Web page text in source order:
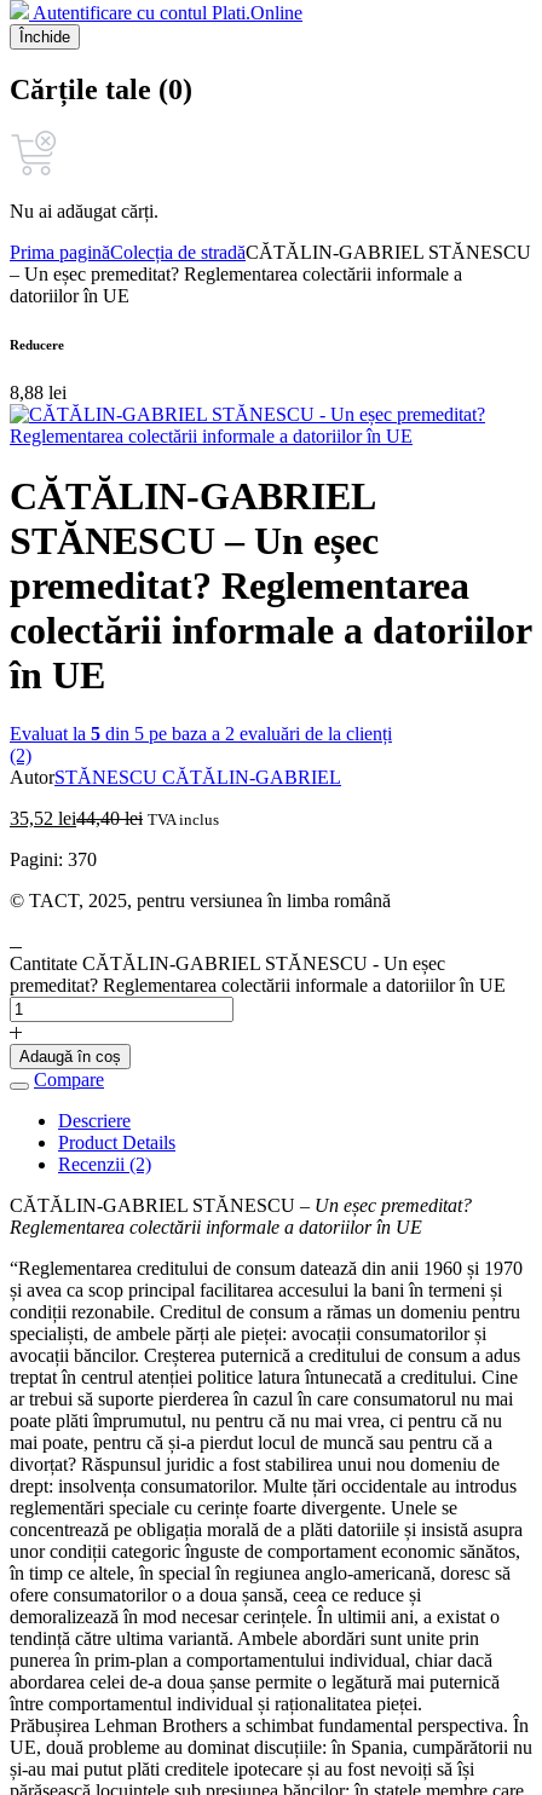
Autentificare cu contul Plati.Online
Închide
Cărțile tale (0)
Nu ai adăugat cărți.
Prima paginăColecția de stradăCĂTĂLIN‑GABRIEL STĂNESCU
– Un eșec premeditat? Reglementarea colectării informale a
datoriilor în UE
Reducere
8,88 lei
CĂTĂLIN‑GABRIEL
STĂNESCU – Un eșec
premeditat? Reglementarea
colectării informale a datoriilor
în UE
Evaluat la 5 din 5 pe baza a 2 evaluări de la clienți
(2)
AutorSTĂNESCU CĂTĂLIN‑GABRIEL
35,52 lei44,40lei TVA inclus
Pagini: 370
© TACT, 2025, pentru versiunea în limba română
Cantitate CĂTĂLIN‑GABRIEL STĂNESCU - Un eșec
premeditat? Reglementarea colectării informale a datoriilor în UE
Adaugă în coș
Compare
Descriere
Product Details
Recenzii (2)
CĂTĂLIN‑GABRIEL STĂNESCU – Un eșec premeditat?
Reglementarea colectării informale a datoriilor în UE
“Reglementarea creditului de consum datează din anii 1960 și 1970
și avea ca scop principal facilitarea accesului la bani în termeni și
condiții rezonabile. Creditul de consum a rămas un domeniu pentru
specialiști, de ambele părți ale pieței: avocații consumatorilor și
avocații băncilor. Creșterea puternică a creditului de consum a adus
treptat în centrul atenției politice latura întunecată a creditului. Cine
ar trebui să suporte pierderea în cazul în care consumatorul nu mai
poate plăti împrumutul, nu pentru că nu mai vrea, ci pentru că nu
mai poate, pentru că și‑a pierdut locul de muncă sau pentru că a
divorțat? Răspunsul juridic a fost stabilirea unui nou domeniu de
drept: insolvența consumatorilor. Multe țări occidentale au introdus
reglementări speciale cu cerințe foarte divergente. Unele se
concentrează pe obligația morală de a plăti datoriile și insistă asupra
unor condiții categoric înguste de comportament economic sănătos,
în timp ce altele, în special în regiunea anglo‑americană, doresc să
ofere consumatorilor o a doua șansă, ceea ce reduce și
demoralizează în mod necesar cerințele. În ultimii ani, a existat o
tendință către ultima variantă. Ambele abordări sunt unite prin
punerea în prim‑plan a comportamentului individual, chiar dacă
abordarea celei de‑a doua șanse permite o legătură mai puternică
între comportamentul individual și raționalitatea pieței.
Prăbușirea Lehman Brothers a schimbat fundamental perspectiva. În
UE, două probleme au dominat discuțiile: în Spania, cumpărătorii nu
și‑au mai putut plăti creditele ipotecare și au fost nevoiți să își